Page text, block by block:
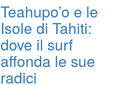
Teahupo’o e le
Isole di Tahiti:
dove il surf
affonda le sue
radici